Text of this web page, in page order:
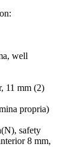
well
11 mm (2)
propria)
safety
8 mm,